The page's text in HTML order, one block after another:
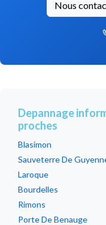
Nous
Depannage
proches
Blasimon
Sauveterre De
Laroque
Bourdelles
Rimons
Porte De Benauge